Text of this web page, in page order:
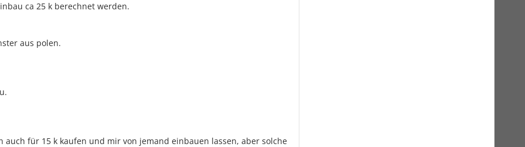
ca 25 k berechnet werden.
aus polen.
auch für 15 k kaufen und mir von jemand einbauen lassen, aber solche